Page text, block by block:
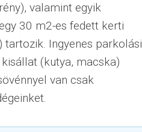
valamint egyik
30 m2-es fedett kerti
Ingyenes parkolási
(kutya, macska)
van csak